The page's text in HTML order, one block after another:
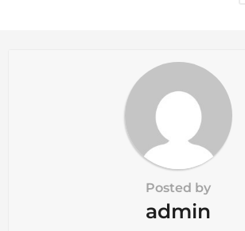
Posted by
admin